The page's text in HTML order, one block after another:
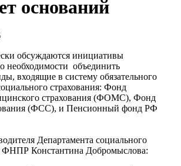
оснований
обсуждаются инициативы
необходимости объединить
входящие в систему обязательного
страхования: Фонд
страхования (ФОМС), Фонд
(ФСС), и Пенсионный фонд РФ
Департамента социального
ФНПР Константина Добромыслова: